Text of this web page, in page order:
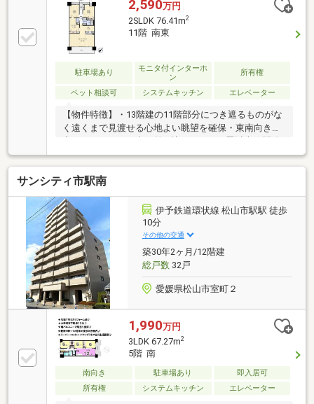
ます・大切なペットと一緒に暮らせる相談可能な専有
面積67.29平米の住戸です【周辺環境】・セブン‐イレ
ブン松山土橋町店まで徒歩2分で夜間の急なお買い物
にも対応できます
2,590万円
2SLDK 76.41m2
11階 南東
駐車場あり
モニタ付インターホ
ン
所有権
ペット相談可 システムキッチン エレベーター
【物件特徴】・13階建の11階部分につき遮るものがな
く遠くまで見渡せる心地よい眺望を確保・東南向きの
的な大空間・システムキッチンを完備した使い勝手の
良い間取りで日々のお料理が快適に行える・大切なペ
ットと一緒に暮らせる相談可能なマンションで毎日を
笑顔で過ごせます【周辺環境】・伊予鉄道郡中線土橋
駅まで徒歩3分の好立地で毎日の通勤やお出かけが軽
やか・徒歩10分以内にお買い物に便利なスーパーがあ
り日々のお買い物もスムーズ
サンシティ市駅南
伊予鉄道環状線 松山市駅駅 徒歩
10分
その他の交通
築30年2ヶ月/12階建
総戸数32戸
愛媛県松山市室町２
1,990万円
3LDK 67.27m2
5階 南
南向き 駐車場あり
即入居可
所有権
システムキッチン エレベーター